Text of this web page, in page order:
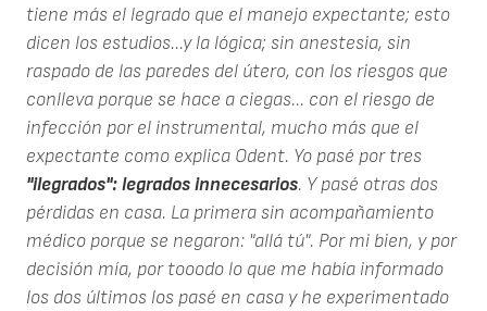
tiene más el legrado que el manejo expectante; esto
dicen los estudios...y la lógica; sin anestesia, sin
raspado de las paredes del útero, con los riesgos que
conlleva porque se hace a ciegas... con el riesgo de
infección por el instrumental, mucho más que el
expectante como explica Odent. Yo pasé por tres
"ilegrados": legrados innecesarios. Y pasé otras dos
pérdidas en casa. La primera sin acompañamiento
médico porque se negaron: "allá tú". Por mi bien, y por
decisión mía, por tooodo lo que me había informado
los dos últimos los pasé en casa y he experimentado